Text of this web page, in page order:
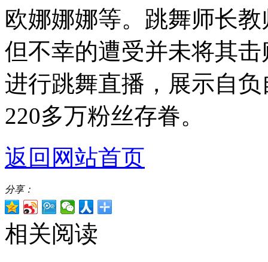
欧娜娜娜等。跳舞师长
但不幸的遭受并未将其
进行跳舞直播，展示自
220多万粉丝存眷。
返回网站首页
分享：
相关阅读